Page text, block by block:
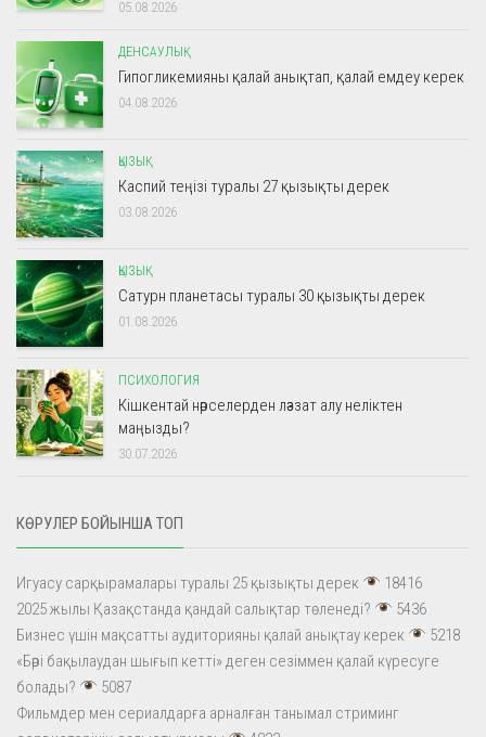
05.08.2026
ДЕНСАУЛЫҚ
Гипогликемияны қалай анықтап, қалай емдеу керек
04.08.2026
ҚЫЗЫҚ
Каспий теңізі туралы 27 қызықты дерек
03.08.2026
ҚЫЗЫҚ
Сатурн планетасы туралы 30 қызықты дерек
01.08.2026
ПСИХОЛОГИЯ
Кішкентай нәрселерден ләззат алу неліктен
маңызды?
30.07.2026
КӨРУЛЕР БОЙЫНША ТОП
Игуасу сарқырамалары туралы 25 қызықты дерек
18416
2025 жылы Қазақстанда қандай салықтар төленеді?
5436
Бизнес үшін мақсатты аудиторияны қалай анықтау керек
5218
«Бәрі бақылаудан шығып кетті» деген сезіммен қалай күресуге
болады?
5087
Фильмдер мен сериалдарға арналған танымал стриминг